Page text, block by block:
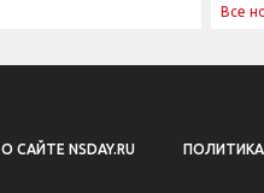
Все
О САЙТЕ NSDAY.RU